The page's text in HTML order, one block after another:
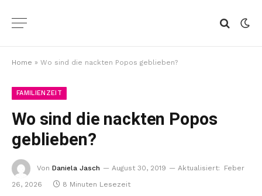
Home » Wo sind die nackten Popos geblieben?
FAMILIENZEIT
Wo sind die nackten Popos
geblieben?
Von Daniela Jasch August 30, 2019 Aktualisiert:
Feber
26, 2026
8 Minuten Lesezeit